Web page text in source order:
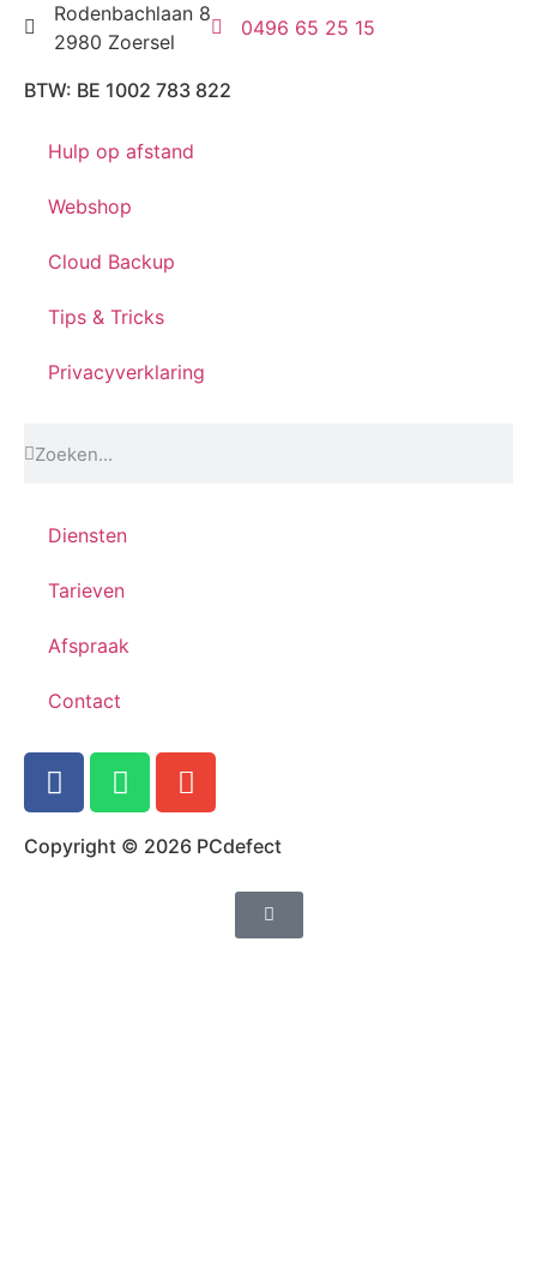
Rodenbachlaan 8
2980 Zoersel
0496 65 25 15
BTW: BE 1002 783 822
Hulp op afstand
Webshop
Cloud Backup
Tips & Tricks
Privacyverklaring
Diensten
Tarieven
Afspraak
Contact
Copyright © 2026 PCdefect